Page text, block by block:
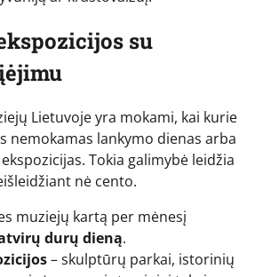
su
Lietuvoje yra mokami, kai kurie
nemokamas lankymo dienas arba
Tokia galimybė leidžia
nė cento.
muziejų kartą per mėnesį
durų dieną.
– skulptūrų parkai, istorinių